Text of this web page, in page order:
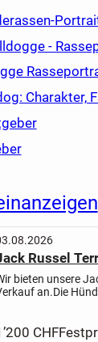
-
Charakter,
Russel
bieten unsere
an.Die
CHF